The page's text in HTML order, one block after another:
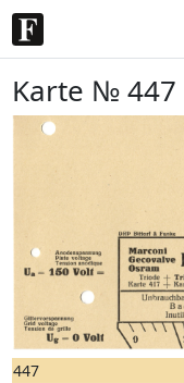
Karte № 447
447